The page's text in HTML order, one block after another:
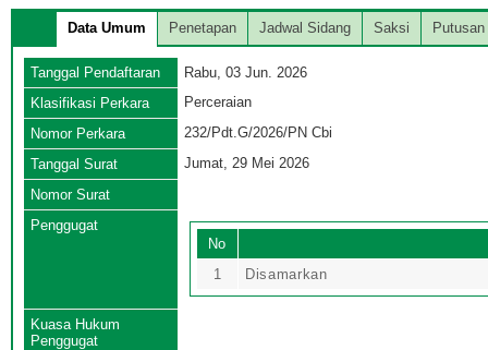
Data Umum Penetapan Jadwal Sidang Saksi Putusan
Tanggal Pendaftaran
Rabu, 03 Jun. 2026
Klasifikasi Perkara
Perceraian
Nomor Perkara
232/Pdt.G/2026/PN Cbi
Tanggal Surat
Jumat, 29 Mei 2026
Nomor Surat
Penggugat
No
1
Disamarkan
Kuasa Hukum
Penggugat